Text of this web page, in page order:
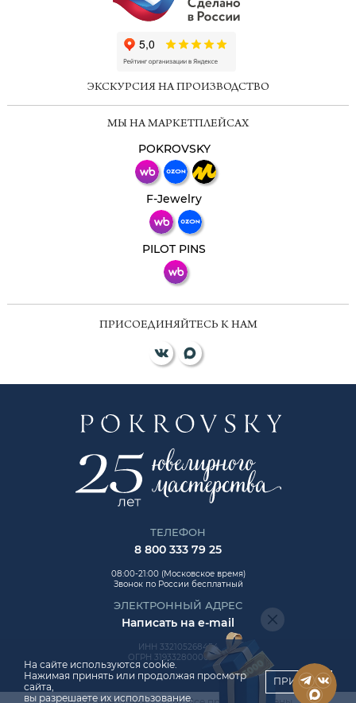
ЭКСКУРСИЯ НА ПРОИЗВОДСТВО
МЫ НА МАРКЕТПЛЕЙСАХ
POKROVSKY
F-Jewelry
PILOT PINS
ПРИСОЕДИНЯЙТЕСЬ К НАМ
ТЕЛЕФОН
8 800 333 79 25
08:00-21:00 (Московское время)
Звонок по России бесплатный
ЭЛЕКТРОННЫЙ АДРЕС
Написать на e-mail
ИНН 332105268454
ОГРН 319332800006992
На сайте используются cookie.
Нажимая принять или продолжая просмотр
сайта,
вы разрешаете их использование.
ПРИНЯТЬ